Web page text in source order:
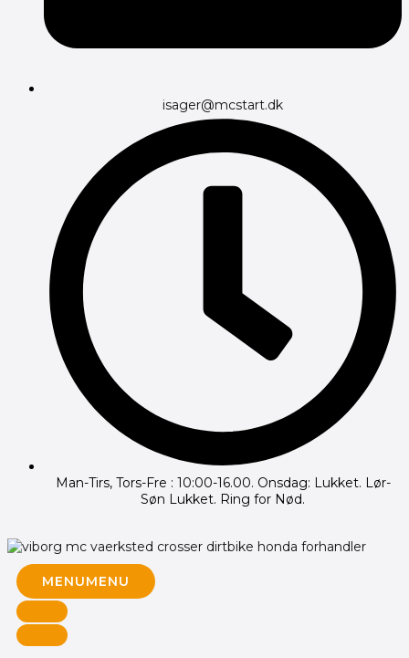
isager@mcstart.dk
Man-Tirs, Tors-Fre : 10:00-16.00. Onsdag: Lukket. Lør-
Søn Lukket. Ring for Nød.
MENUMENU